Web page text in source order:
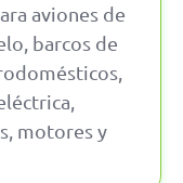
aviones de
barcos de
motores y